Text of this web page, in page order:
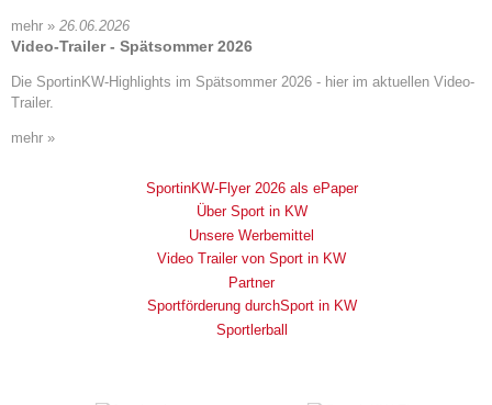
mehr » 26.06.2026
Video-Trailer - Spätsommer 2026
Die SportinKW-Highlights im Spätsommer 2026 - hier im aktuellen Video-
Trailer.
mehr »
SportinKW-Flyer 2026 als ePaper
Über Sport in KW
Unsere Werbemittel
Video Trailer von Sport in KW
Partner
Sportförderung durchSport in KW
Sportlerball